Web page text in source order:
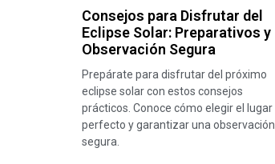
Consejos para Disfrutar del
Eclipse Solar: Preparativos y
Observación Segura
Prepárate para disfrutar del próximo
eclipse solar con estos consejos
prácticos. Conoce cómo elegir el lugar
perfecto y garantizar una observación
segura.